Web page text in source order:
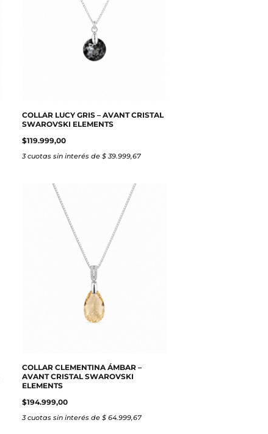
COLLAR LUCY GRIS – AVANT CRISTAL
SWAROVSKI ELEMENTS
$119.999,00
3 cuotas sin interés de $ 39.999,67
COLLAR CLEMENTINA ÁMBAR –
AVANT CRISTAL SWAROVSKI
ELEMENTS
$194.999,00
3 cuotas sin interés de $ 64.999,67